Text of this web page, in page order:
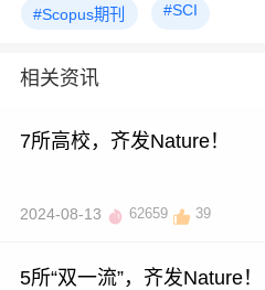
#Scopus期刊 #SCI
相关资讯
7所高校，齐发Nature！
2024-08-13 62659 39
5所“双一流”，齐发Nature！